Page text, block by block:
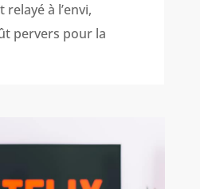
à l’envi,
pervers pour la